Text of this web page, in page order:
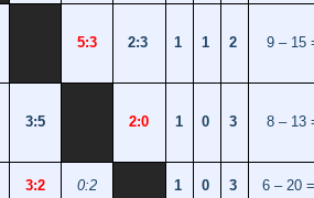
5:3 2:3 1 1 2 9 – 15
3:5 2:0 1 0 3 8 – 13
3:2 0:2 1 0 3 6 – 20